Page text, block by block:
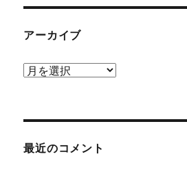
アーカイブ
ア
ブ
最近のコメント